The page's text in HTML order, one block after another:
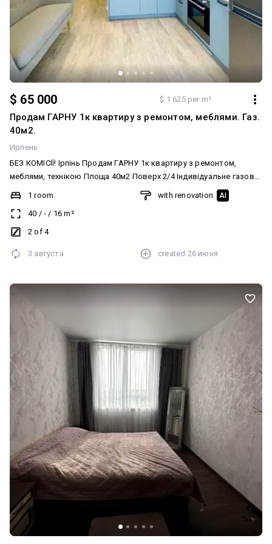
$ 65 000 $ 1 625 per m²
Продам ГАРНУ 1к квартиру з ремонтом, меблями. Газ.
40м2.
Ирпень
БЕЗ КОМІСІЇ! Ірпінь Продам ГАРНУ 1к квартиру з ремонтом,
меблями, технікою Площа 40м2 Поверх 2/4 Індивідуальне газове
опалення Додатково: Система опалення: Індивідуальне газове.
Ремонт: Авторський проект. Меблювання: Так
1 room
40 / - / 16 m²
2 of 4
with renovation AI
3 августа created 26 июня